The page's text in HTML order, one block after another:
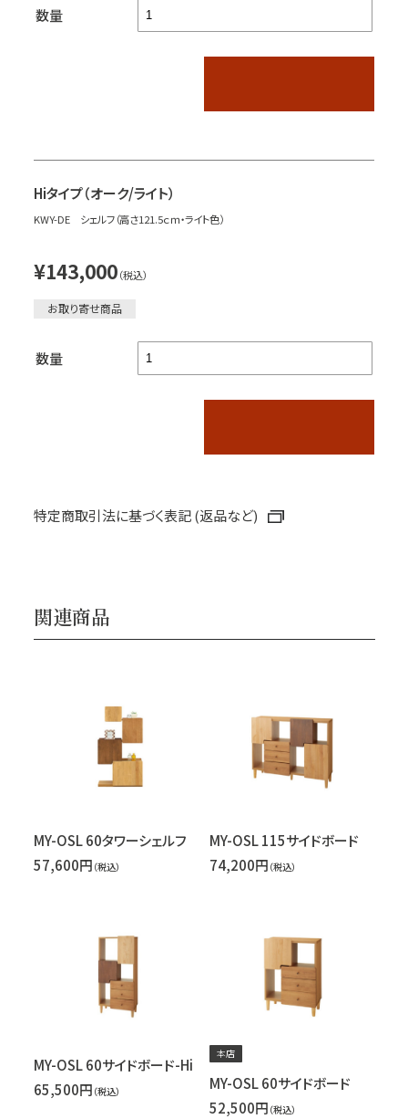
数量
Hiタイプ（オーク/ライト）
KWY-DE シェルフ（高さ121.5ｃｍ・ライト色）
¥143,000（税込）
お取り寄せ商品
数量
特定商取引法に基づく表記 (返品など)
関連商品
MY-OSL 60タワーシェルフ
57,600円 （税込）
MY-OSL 115サイドボード
74,200円 （税込）
MY-OSL 60サイドボード-Hi
65,500円 （税込）
本店
MY-OSL 60サイドボード
52,500円 （税込）